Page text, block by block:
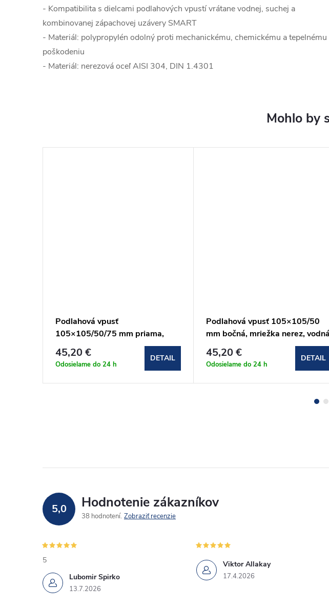
- Kompatibilita s dielcami podlahových vpustí vrátane vodnej, suchej a
kombinovanej zápachovej uzávery SMART
- Materiál: polypropylén odolný proti mechanickému, chemickému a tepelnému
poškodeniu
- Materiál: nerezová oceľ AISI 304, DIN 1.4301
Podlahová vpusť
105×105/50/75 mm priama,
mriežka nerez, vodná zápachová
uzávera (APV201)
45,20 €
Odosielame do 24 h
DETAIL
Podlahová vpusť 105×105/50
mm bočná, mriežka nerez, vodná
zápachová uzávera (APV101)
45,20 €
Odosielame do 24 h
DETAIL
5,0 Hodnotenie zákazníkov
38 hodnotení Zobraziť recenzie
Lubomir Spirko
13.7.2026
5 Viktor Allakay
17.4.2026